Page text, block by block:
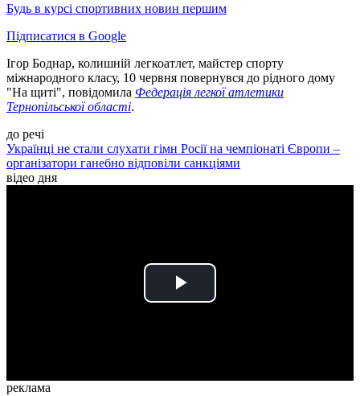
Будь в курсі спортивних новин першим
Підписатися в Google
Ігор Боднар, колишній легкоатлет, майстер спорту
міжнародного класу, 10 червня повернувся до рідного дому
"На щиті", повідомила Федерація легкої атлетики
Тернопільської області.
до речі
Українці не стали слухати гімн Росії на чемпіонаті Європи –
організатори ганебно відповіли санкціями
відео дня
Play
реклама